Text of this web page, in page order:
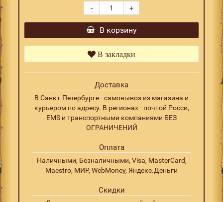
+
-
В корзину
В закладки
Доставка
В Санкт-Петербурге - самовывоз из магазина и
курьером по адресу. В регионах - почтой Росси,
EMS и транспортными компаниями БЕЗ
ОГРАНИЧЕНИЙ
Оплата
Наличными, Безналичными, Visa, MasterCard,
Maestro, МИР, WebMoney, Яндекс.Деньги
Скидки